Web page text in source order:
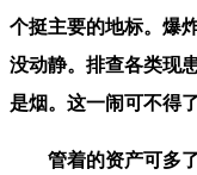
个挺主要的地标。爆
没动静。排查各类现
是烟。这一闹可不得了
管着的资产可多了